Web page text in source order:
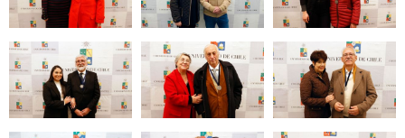
Zoom Zoom Zoom